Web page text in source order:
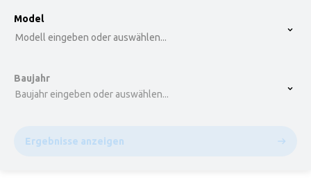
option , selected.
Model
Modell eingeben oder auswählen...
Baujahr
Baujahr eingeben oder auswählen...
Ergebnisse anzeigen